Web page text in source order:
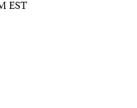
EST